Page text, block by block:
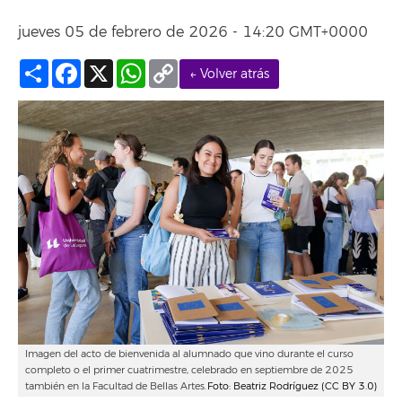
jueves 05 de febrero de 2026 - 14:20 GMT+0000
← Volver atrás
Compartir
Facebook
X WhatsApp
Copy
Link
Imagen del acto de bienvenida al alumnado que vino durante el curso
completo o el primer cuatrimestre, celebrado en septiembre de 2025
también en la Facultad de Bellas Artes.Foto: Beatriz Rodríguez (CC BY 3.0)